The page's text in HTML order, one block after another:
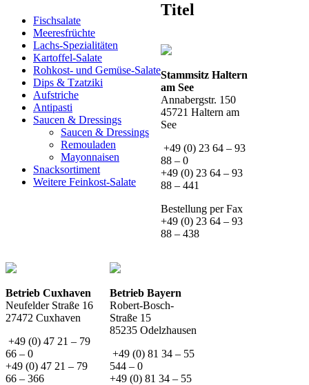
Fischsalate
Meeresfrüchte
Lachs-Spezialitäten
Kartoffel-Salate
Rohkost- und Gemüse-Salate
Dips & Tzatziki
Aufstriche
Antipasti
Saucen & Dressings
Saucen & Dressings
Remouladen
Mayonnaisen
Snacksortiment
Weitere Feinkost-Salate
Titel
Stammsitz Haltern
am See
Annabergstr. 150
45721 Haltern am
See
+49 (0) 23 64 – 93
88 – 0
+49 (0) 23 64 – 93
88 – 441
Bestellung per Fax
+49 (0) 23 64 – 93
88 – 438
Betrieb Cuxhaven
Neufelder Straße 16
27472 Cuxhaven
+49 (0) 47 21 – 79
66 – 0
+49 (0) 47 21 – 79
66 – 366
Betrieb Bayern
Robert-Bosch-
Straße 15
85235 Odelzhausen
+49 (0) 81 34 – 55
544 – 0
+49 (0) 81 34 – 55